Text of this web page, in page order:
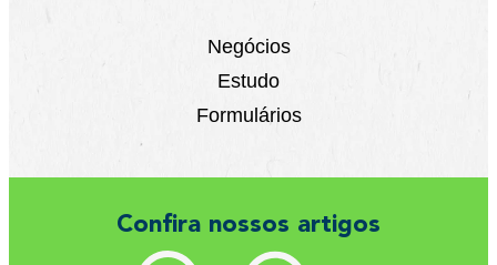
Negócios
Estudo
Formulários
Confira nossos artigos